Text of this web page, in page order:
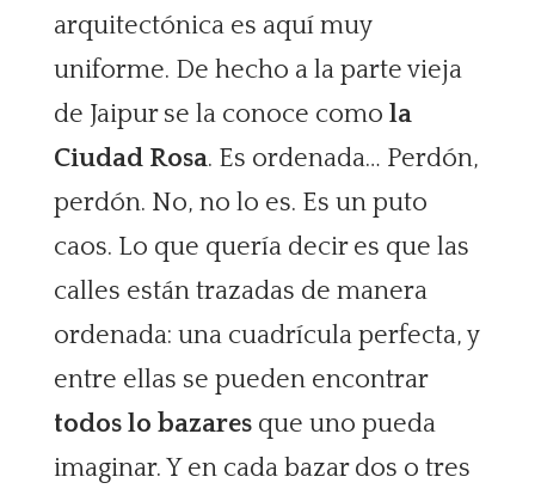
arquitectónica es aquí muy
uniforme. De hecho a la parte vieja
de Jaipur se la conoce como la
Ciudad Rosa. Es ordenada… Perdón,
perdón. No, no lo es. Es un puto
caos. Lo que quería decir es que las
calles están trazadas de manera
ordenada: una cuadrícula perfecta, y
entre ellas se pueden encontrar
todos lo bazares que uno pueda
imaginar. Y en cada bazar dos o tres